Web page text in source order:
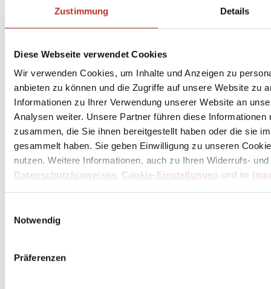
Zustimmung Details
Diese Webseite verwendet Cookies
Wir verwenden Cookies, um Inhalte und Anzeigen zu
anbieten zu können und die Zugriffe auf unsere Website zu
Informationen zu Ihrer Verwendung unserer Website an
Analysen weiter. Unsere Partner führen diese
zusammen, die Sie ihnen bereitgestellt haben oder die sie
gesammelt haben. Sie geben Einwilligung zu unseren
nutzen. Weitere Informationen, auch zu Ihren Widerrufs-
Datenschutzhinweisen, Cookie-Einstellungen und im
Notwendig
Präferenzen
Abonnierehier
den Butch Newsletter
* Dein persönlicher Gutschein ist ab einem Bestellwert von 100,- Euro, nach Abzug der
Retouren und Stornierungen, gültig. Preisangaben inkl. gesetzl. MwSt. zzgl. Service- und
Versandkosten. Eine Barauszahlung ist nicht möglich.
Unser Dankeschön für deinen Einkauf ab 100 €